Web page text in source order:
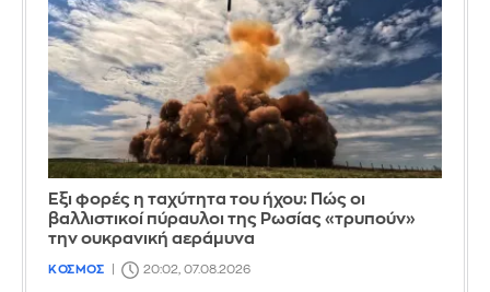
Έξι φορές η ταχύτητα του ήχου: Πώς οι
βαλλιστικοί πύραυλοι της Ρωσίας «τρυπούν»
την ουκρανική αεράμυνα
ΚΟΣΜΟΣ 20:02, 07.08.2026